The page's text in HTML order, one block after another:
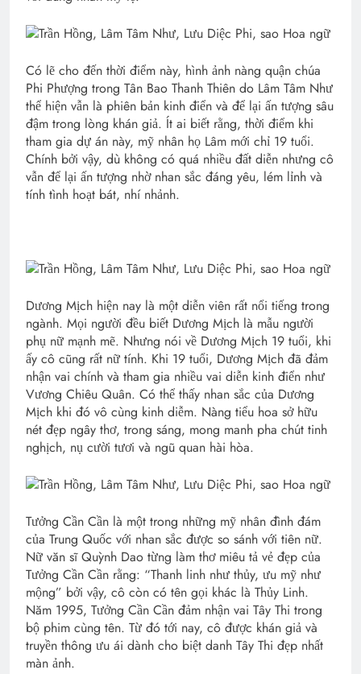
Có lẽ cho đến thời điểm này, hình ảnh nàng quận chúa
Phi Phượng trong Tân Bao Thanh Thiên do Lâm Tâm Như
thể hiện vẫn là phiên bản kinh điển và để lại ấn tượng sâu
đậm trong lòng khán giả. Ít ai biết rằng, thời điểm khi
tham gia dự án này, mỹ nhân họ Lâm mới chỉ 19 tuổi.
Chính bởi vậy, dù không có quá nhiều đất diễn nhưng cô
vẫn để lại ấn tượng nhờ nhan sắc đáng yêu, lém lỉnh và
tính tình hoạt bát, nhí nhảnh.
Dương Mịch hiện nay là một diễn viên rất nổi tiếng trong
ngành. Mọi người đều biết Dương Mịch là mẫu người
phụ nữ mạnh mẽ. Nhưng nói về Dương Mịch 19 tuổi, khi
ấy cô cũng rất nữ tính. Khi 19 tuổi, Dương Mịch đã đảm
nhận vai chính và tham gia nhiều vai diễn kinh điển như
Vương Chiêu Quân. Có thể thấy nhan sắc của Dương
Mịch khi đó vô cùng kinh diễm. Nàng tiểu hoa sở hữu
nét đẹp ngây thơ, trong sáng, mong manh pha chút tinh
nghịch, nụ cười tươi và ngũ quan hài hòa.
Tưởng Cần Cần là một trong những mỹ nhân đình đám
của Trung Quốc với nhan sắc được so sánh với tiên nữ.
Nữ văn sĩ Quỳnh Dao từng làm thơ miêu tả vẻ đẹp của
Tưởng Cần Cần rằng: “Thanh linh như thủy, ưu mỹ như
mộng” bởi vậy, cô còn có tên gọi khác là Thủy Linh.
Năm 1995, Tưởng Cần Cần đảm nhận vai Tây Thi trong
bộ phim cùng tên. Từ đó tới nay, cô được khán giả và
truyền thông ưu ái dành cho biệt danh Tây Thi đẹp nhất
màn ảnh.